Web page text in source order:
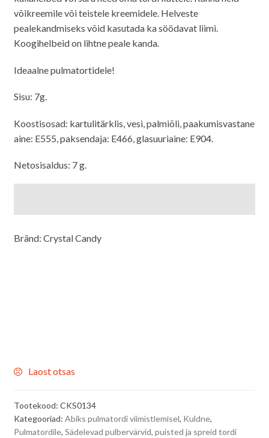
võikreemile või teistele kreemidele. Helveste
pealekandmiseks võid kasutada ka söödavat liimi.
Koogihelbeid on lihtne peale kanda.
Ideaalne pulmatortidele!
Sisu: 7g.
Koostisosad: kartulitärklis, vesi, palmiõli, paakumisvastane
aine: E555, paksendaja: E466, glasuuriaine: E904.
Netosisaldus: 7 g.
Bränd: Crystal Candy
Laost otsas
Tootekood: CKS0134
Kategooriad: Abiks pulmatordi viimistlemisel, Kuldne,
Pulmatordile, Sädelevad pulbervärvid, puisted ja spreid tordi